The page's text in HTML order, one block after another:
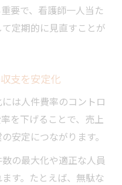
要で、看護師一人当た
定期的に見直すことが
支を安定化
は人件費率のコントロ
を下げることで、売上
安定につながります。
の最大化や適正な人員
す。たとえば、無駄な